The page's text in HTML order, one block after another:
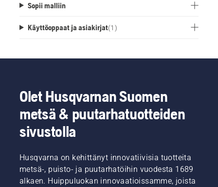
Sopii malliin
Käyttöoppaat ja asiakirjat(1 )
Olet Husqvarnan Suomen
metsä & puutarhatuotteiden
sivustolla
Husqvarna on kehittänyt innovatiivisia tuotteita
metsä-, puisto- ja puutarhatöihin vuodesta 1689
alkaen. Huippuluokan innovaatioissamme, joista